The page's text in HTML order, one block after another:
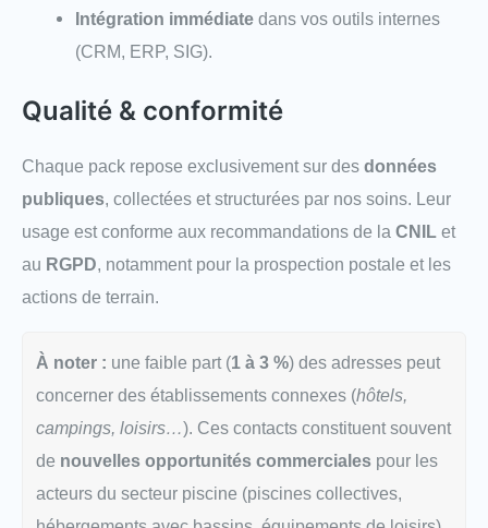
Intégration immédiate dans vos outils internes
(CRM, ERP, SIG).
Qualité & conformité
Chaque pack repose exclusivement sur des données
publiques, collectées et structurées par nos soins. Leur
usage est conforme aux recommandations de la CNIL et
au RGPD, notamment pour la prospection postale et les
actions de terrain.
À noter : une faible part (1 à 3 %) des adresses peut
concerner des établissements connexes (hôtels,
campings, loisirs…). Ces contacts constituent souvent
de nouvelles opportunités commerciales pour les
acteurs du secteur piscine (piscines collectives,